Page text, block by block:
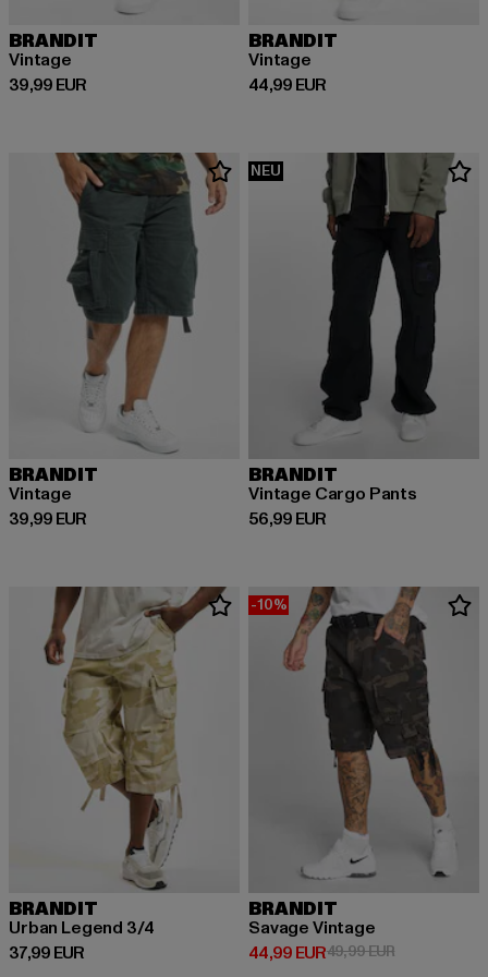
BRANDIT
Vintage
39,99 EUR
Derzeitiger Preis: 39,99 EUR
BRANDIT
Vintage
44,99 EUR
Derzeitiger Preis: 44,99 EUR
BRANDIT
Vintage
39,99 EUR
Derzeitiger Preis: 39,99 EUR
NEU
BRANDIT
Vintage Cargo Pants
56,99 EUR
Derzeitiger Preis: 56,99 EUR
BRANDIT
Urban Legend 3/4
37,99 EUR
Derzeitiger Preis: 37,99 EUR
-10%
BRANDIT
Savage Vintage
44,99 EUR
Derzeitiger Preis: 44,99 EUR
49,99 EURAktionspreis: